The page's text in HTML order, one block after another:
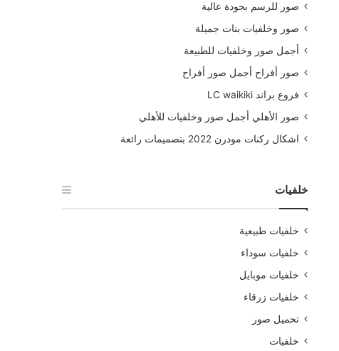
صور للرسم بجودة عالية
صور وخلفيات بنات جميلة
أجمل صور وخلفيات للطبيعة
صور أفراح أجمل صور أفراح
فروع براند LC waikiki
صور الأهلي أجمل صور وخلفيات للأهلي
اشكال ركنات مودرن 2022 بتصميمات رائعة
خلفيات
خلفيات طبيعية
خلفيات سوداء
خلفيات موبايل
خلفيات زرقاء
تحميل صور
خلفيات